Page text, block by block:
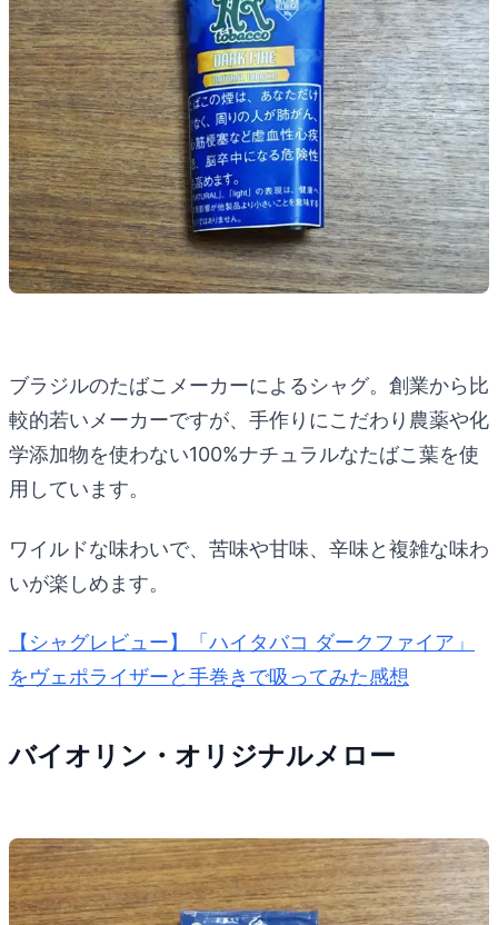
ブラジルのたばこメーカーによるシャグ。創業から比
較的若いメーカーですが、手作りにこだわり農薬や化
学添加物を使わない100%ナチュラルなたばこ葉を使
用しています。
ワイルドな味わいで、苦味や甘味、辛味と複雑な味わ
いが楽しめます。
【シャグレビュー】「ハイタバコ ダークファイア」
をヴェポライザーと手巻きで吸ってみた感想
バイオリン・オリジナルメロー